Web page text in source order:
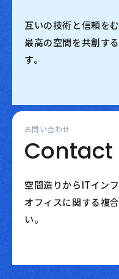
互いの技術と信頼をむ
最高の空間を共創す
す。
お問い合わせ
Contact
空間造りからITインフ
オフィスに関する複
い。